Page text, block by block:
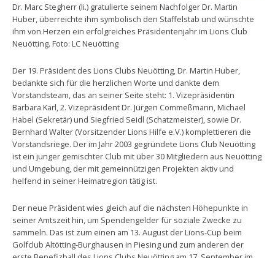
Dr. Marc Stegherr (li.) gratulierte seinem Nachfolger Dr. Martin
Huber, überreichte ihm symbolisch den Staffelstab und wünschte
ihm von Herzen ein erfolgreiches Präsidentenjahr im Lions Club
Neuötting. Foto: LC Neuötting
Der 19. Präsident des Lions Clubs Neuötting, Dr. Martin Huber,
bedankte sich für die herzlichen Worte und dankte dem
Vorstandsteam, das an seiner Seite steht: 1. Vizepräsidentin
Barbara Karl, 2. Vizepräsident Dr. Jürgen Commeßmann, Michael
Habel (Sekretär) und Siegfried Seidl (Schatzmeister), sowie Dr.
Bernhard Walter (Vorsitzender Lions Hilfe e.V.) komplettieren die
Vorstandsriege. Der im Jahr 2003 gegründete Lions Club Neuötting
ist ein junger gemischter Club mit über 30 Mitgliedern aus Neuötting
und Umgebung, der mit gemeinnützigen Projekten aktiv und
helfend in seiner Heimatregion tätig ist.
Der neue Präsident wies gleich auf die nächsten Höhepunkte in
seiner Amtszeit hin, um Spendengelder für soziale Zwecke zu
sammeln. Das ist zum einen am 13. August der Lions-Cup beim
Golfclub Altötting-Burghausen in Piesing und zum anderen der